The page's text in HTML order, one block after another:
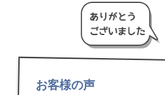
お客様の声